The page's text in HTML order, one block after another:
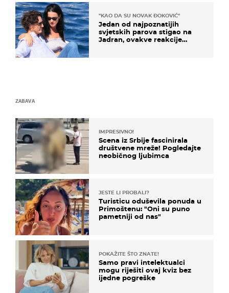
"KAO DA SU NOVAK ĐOKOVIĆ"
Jedan od najpoznatijih
svjetskih parova stigao na
Jadran, ovakve reakcije
ZABAVA
IMPRESIVNO!
Scena iz Srbije fascinirala
društvene mreže! Pogledajte
neobičnog ljubimca
JESTE LI PROBALI?
Turisticu oduševila ponuda u
Primoštenu: "Oni su puno
pametniji od nas"
POKAŽITE ŠTO ZNATE!
Samo pravi intelektualci
mogu riješiti ovaj kviz bez
ijedne pogreške